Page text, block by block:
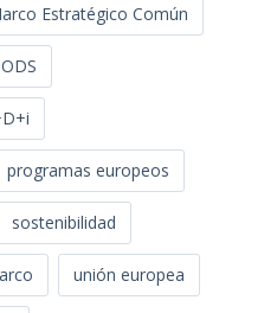
Estratégico Común
ODS
programas europeos
sostenibilidad
unión europea